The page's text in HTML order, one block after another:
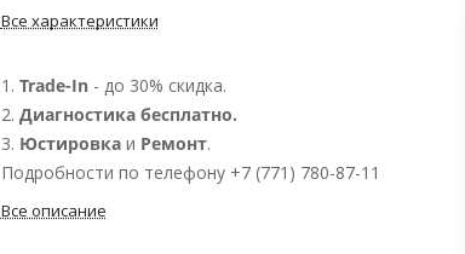
Все характеристики
1. Trade-In- до 30% скидка.
2. Диагностика бесплатно.
3. Юстировкаи Ремонт.
Подробности по телефону +7 (771) 780-87-11
Все описание